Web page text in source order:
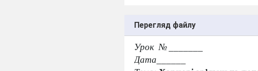
Перегляд файлу
Урок №_______
Дата______